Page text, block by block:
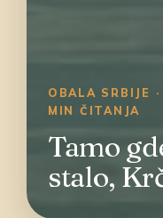
OBALA SRBIJE
MIN ČITANJA
Tamo
stalo,